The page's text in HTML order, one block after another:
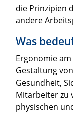
die Prinzipien
andere
Was
Ergonomie
Gestaltung
Gesundheit,
Mitarbeiter zu
physischen